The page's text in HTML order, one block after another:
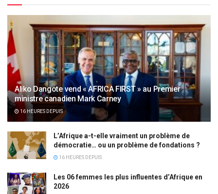
Aliko Dangote vend « AFRICA FIRST » au Premier
ministre canadien Mark Carney
16 HEURES DEPUIS
L’Afrique a-t-elle vraiment un problème de
démocratie… ou un problème de fondations ?
16 HEURES DEPUIS
Les 06 femmes les plus influentes d’Afrique en
2026